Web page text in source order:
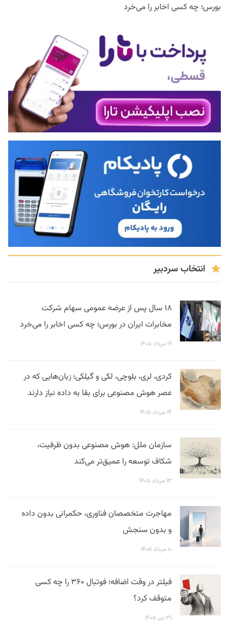
بورس؛ چه کسی اخابر را می‌خرد
انتخاب سردبیر
۱۸ سال پس از عرضه عمومی سهام شرکت
مخابرات ایران در بورس؛ چه کسی اخابر را می‌خرد
۱۹ مرداد ۱۴۰۵
کردی، لری، بلوچی، لکی و گیلکی؛ زبان‌هایی که در
عصر هوش مصنوعی برای بقا به داده نیاز دارند
۱۴ مرداد ۱۴۰۵
سازمان ملل: هوش مصنوعی بدون ظرفیت،
شکاف توسعه را عمیق‌تر می‌کند
۱۳ مرداد ۱۴۰۵
مهاجرت متخصصان فناوری، حکمرانی بدون داده
و بدون سنجش
۱۰ مرداد ۱۴۰۵
فیلتر در وقت اضافه؛ فوتبال ۳۶۰ را چه کسی
متوقف کرد؟
۳۱ تیر ۱۴۰۵